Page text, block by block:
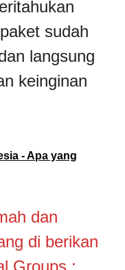
sudah
langsung
keinginan
- Apa yang
dan
di berikan